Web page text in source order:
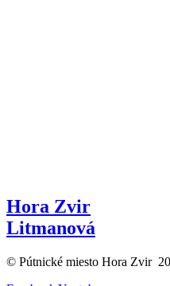
Hora Zvir
Litmanová
© Pútnické miesto Hora Zvir